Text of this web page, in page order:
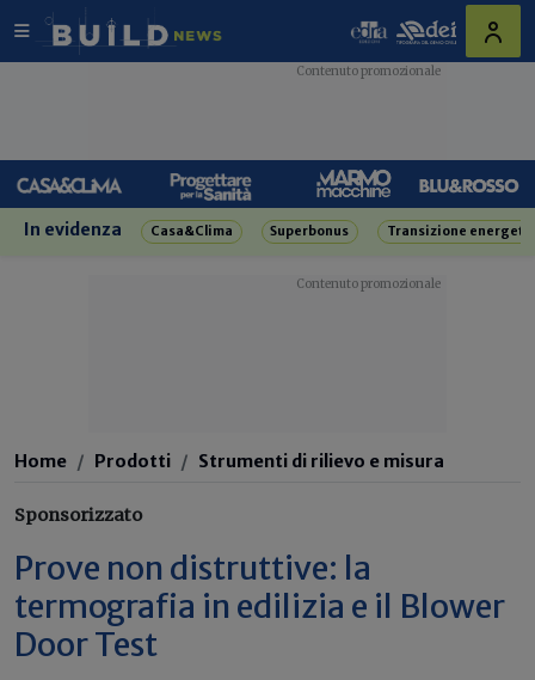
In evidenza Casa&Clima Superbonus Transizione
Home Prodotti Strumenti di rilievo e misura
Sponsorizzato
Prove non distruttive: la
termografia in edilizia e il Blower
Door Test